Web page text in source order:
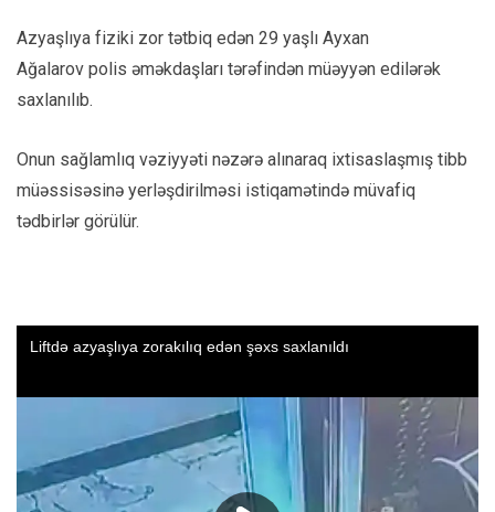
Azyaşlıya fiziki zor tətbiq edən 29 yaşlı Ayxan
Ağalarov polis əməkdaşları tərəfindən müəyyən edilərək
saxlanılıb.
Onun sağlamlıq vəziyyəti nəzərə alınaraq ixtisaslaşmış tibb
müəssisəsinə yerləşdirilməsi istiqamətində müvafiq
tədbirlər görülür.